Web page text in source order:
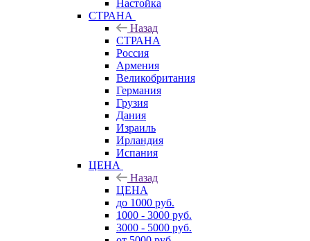
Настойка
СТРАНА
Назад
СТРАНА
Россия
Армения
Великобритания
Германия
Грузия
Дания
Израиль
Ирландия
Испания
ЦЕНА
Назад
ЦЕНА
до 1000 руб.
1000 - 3000 руб.
3000 - 5000 руб.